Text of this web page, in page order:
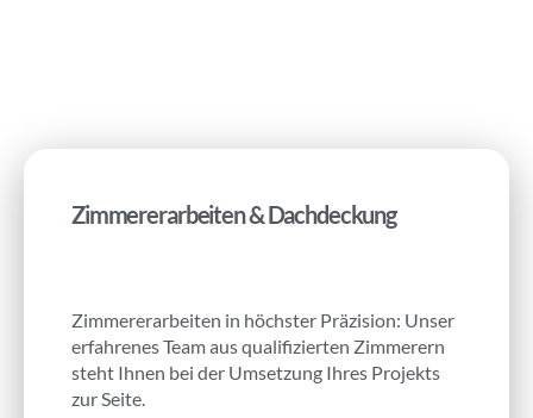
Zimmererarbeiten & Dachdeckung
Zimmererarbeiten in höchster Präzision: Unser
erfahrenes Team aus qualifizierten Zimmerern
steht Ihnen bei der Umsetzung Ihres Projekts
zur Seite.